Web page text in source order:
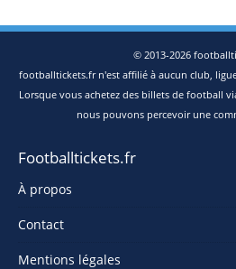
© 2013-2026
footballtickets.fr n'est affilié à aucun club,
Lorsque vous achetez des billets de football
nous pouvons percevoir une
Footballtickets.fr
À propos
Contact
Mentions légales